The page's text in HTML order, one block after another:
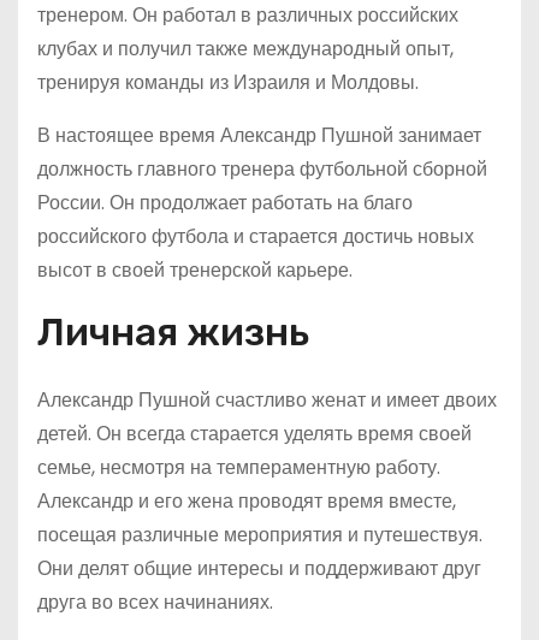
тренером. Он работал в различных российских
клубах и получил также международный опыт,
тренируя команды из Израиля и Молдовы.
В настоящее время Александр Пушной занимает
должность главного тренера футбольной сборной
России. Он продолжает работать на благо
российского футбола и старается достичь новых
высот в своей тренерской карьере.
Личная жизнь
Александр Пушной счастливо женат и имеет двоих
детей. Он всегда старается уделять время своей
семье, несмотря на темпераментную работу.
Александр и его жена проводят время вместе,
посещая различные мероприятия и путешествуя.
Они делят общие интересы и поддерживают друг
друга во всех начинаниях.